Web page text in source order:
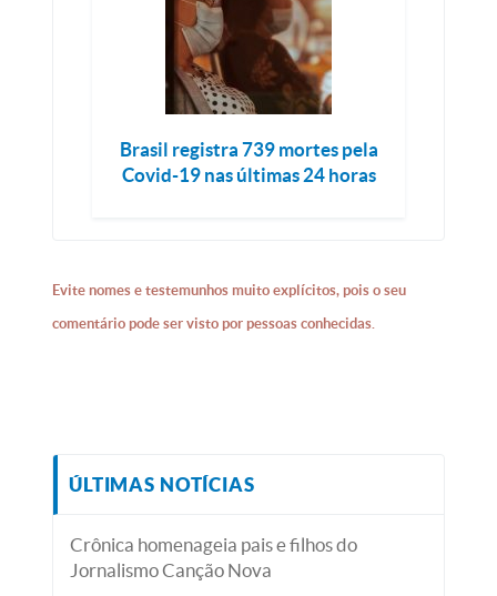
Brasil registra 739 mortes pela
Covid-19 nas últimas 24 horas
Evite nomes e testemunhos muito explícitos, pois o seu
comentário pode ser visto por pessoas conhecidas.
ÚLTIMAS NOTÍCIAS
Crônica homenageia pais e filhos do
Jornalismo Canção Nova